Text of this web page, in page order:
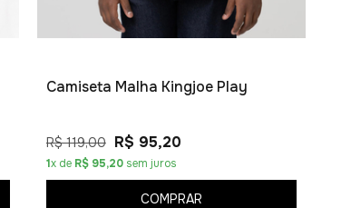
Camiseta Malha Kingjoe Play
R$ 119,00 R$ 95,20
1x de R$ 95,20sem juros
COMPRAR